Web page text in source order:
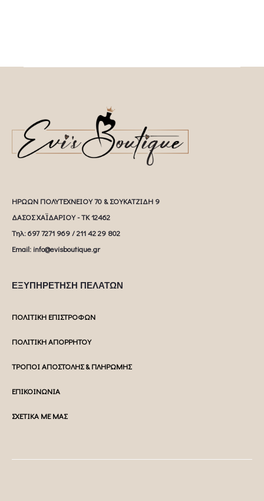
ΗΡΩΩΝ ΠΟΛΥΤΕΧΝΕΙΟΥ 70 & ΣΟΥΚΑΤΖΙΔΗ 9
ΔΑΣΟΣ ΧΑΪΔΑΡΙΟΥ - ΤΚ 12462
Tηλ: 697 7271 969 / 211 42 29 802
Email: info@evisboutique.gr
ΕΞΥΠΗΡΕΤΗΣΗ ΠΕΛΑΤΩΝ
ΠΟΛΙΤΙΚΗ ΕΠΙΣΤΡΟΦΩΝ
ΠΟΛΙΤΙΚΗ ΑΠΟΡΡΗΤΟΥ
ΤΡΟΠΟΙ ΑΠΟΣΤΟΛΗΣ & ΠΛΗΡΩΜΗΣ
ΕΠΙΚΟΙΝΩΝΙΑ
ΣΧΕΤΙΚΑ ΜΕ ΜΑΣ